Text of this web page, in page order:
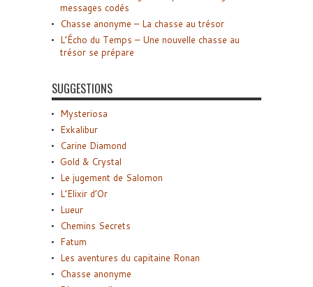
messages codés
Chasse anonyme – La chasse au trésor
L’Écho du Temps – Une nouvelle chasse au
trésor se prépare
SUGGESTIONS
Mysteriosa
Exkalibur
Carine Diamond
Gold & Crystal
Le jugement de Salomon
L’Elixir d’Or
Lueur
Chemins Secrets
Fatum
Les aventures du capitaine Ronan
Chasse anonyme